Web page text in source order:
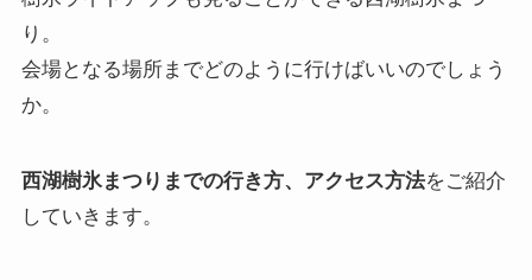
り。
会場となる場所までどのように行けばいいのでしょう
か。
西湖樹氷まつりまでの行き方、アクセス方法をご紹介
していきます。